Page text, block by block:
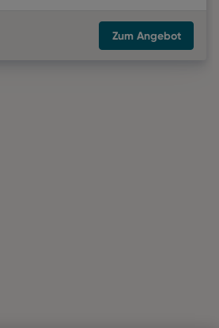
Zum Angebot